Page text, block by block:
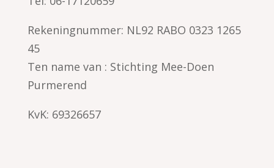
Rekeningnummer: NL92 RABO 0323 1265
45
Ten name van : Stichting Mee-Doen
Purmerend
KvK: 69326657